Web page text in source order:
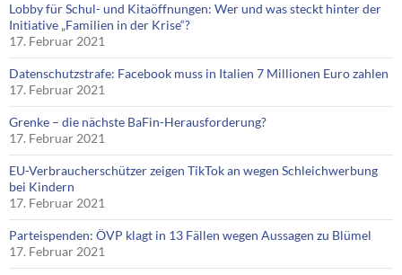
Lobby für Schul- und Kitaöffnungen: Wer und was steckt hinter der
Initiative „Familien in der Krise“?
17. Februar 2021
Datenschutzstrafe: Facebook muss in Italien 7 Millionen Euro zahlen
17. Februar 2021
Grenke – die nächste BaFin-Herausforderung?
17. Februar 2021
EU-Verbraucherschützer zeigen TikTok an wegen Schleichwerbung
bei Kindern
17. Februar 2021
Parteispenden: ÖVP klagt in 13 Fällen wegen Aussagen zu Blümel
17. Februar 2021